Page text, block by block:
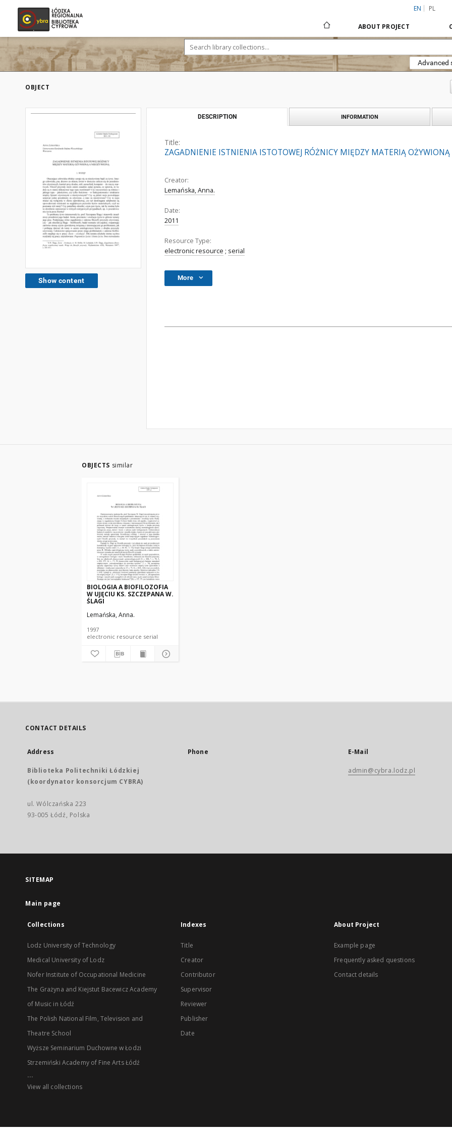
EN PL
ABOUT PROJECT
Advanced
OBJECT
Show content
DESCRIPTION INFORMATION
Title:
ZAGADNIENIE ISTNIENIA ISTOTOWEJ RÓŻNICY MIĘDZY MATERIĄ
Creator:
Lemańska, Anna.
Date:
2011
Resource Type:
electronic resource ; serial
More
OBJECTS similar
BIOLOGIA A BIOFILOZOFIA
W UJĘCIU KS. SZCZEPANA W.
ŚLAGI
Lemańska, Anna.
1997
electronic resource serial
CONTACT DETAILS
Address
Biblioteka Politechniki Łódzkiej
(koordynator konsorcjum CYBRA)
ul. Wólczańska 223
93-005 Łódź, Polska
Phone E-Mail
admin@cybra.lodz.pl
SITEMAP
Main page
Collections
Lodz University of Technology
Medical University of Lodz
Nofer Institute of Occupational Medicine
The Grażyna and Kiejstut Bacewicz Academy
of Music in Łódź
The Polish National Film, Television and
Theatre School
Wyższe Seminarium Duchowne w Łodzi
Strzemiński Academy of Fine Arts Łódź
...
View all collections
Indexes
Title
Creator
Contributor
Supervisor
Reviewer
Publisher
Date
About Project
Example page
Frequently asked questions
Contact details